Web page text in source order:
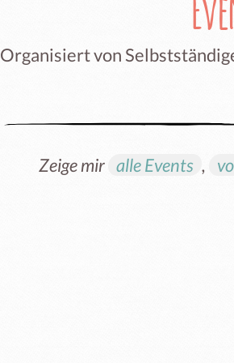
Organisiert von
Zeige mir alle Events ,